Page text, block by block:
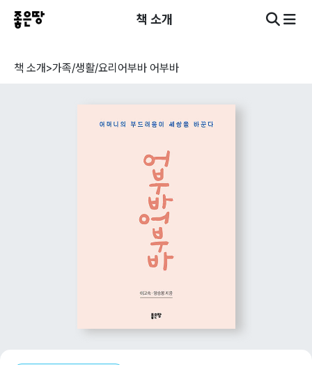
책 소개
책 소개>가족/생활/요리 어부바 어부바